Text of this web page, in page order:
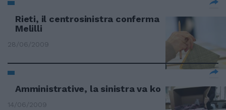
Rieti, il centrosinistra conferma
Melilli
28/06/2009
Amministrative, la sinistra va ko
14/06/2009